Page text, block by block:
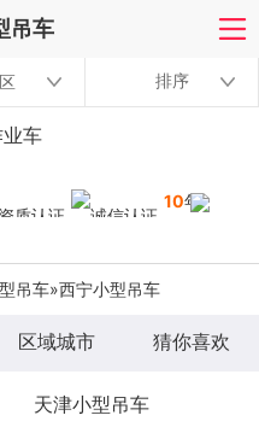
吊车
排序
车
10年
吊车»西宁小型吊车
区域城市 猜你喜欢
天津小型吊车